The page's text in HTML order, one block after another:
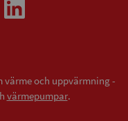
värme och uppvärmning -
värmepumpar.